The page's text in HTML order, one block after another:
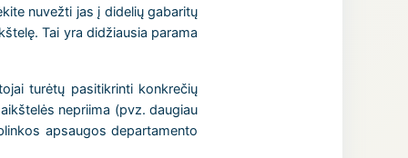
nuvežti jas į didelių gabaritų
Tai yra didžiausia parama
turėtų pasitikrinti konkrečių
nepriima (pvz. daugiau
apsaugos departamento